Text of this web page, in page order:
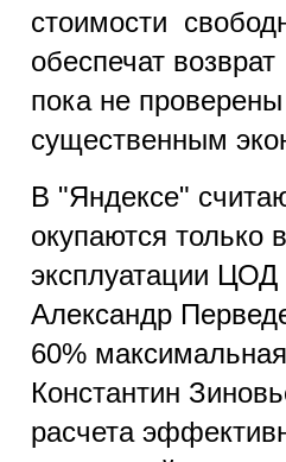
стоимости
обеспечат
пока не
существенным
В "Яндексе"
окупаются только
эксплуатации ЦОД
Александр
60%
Константин
расчета